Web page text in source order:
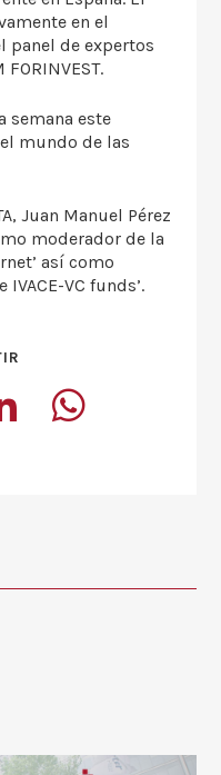
en el
panel de expertos
semana este
mundo de las
Juan Manuel Pérez
moderador de la
así como
VC funds’.